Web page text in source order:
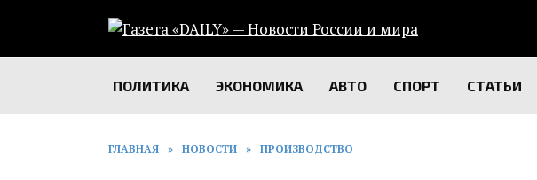
содержанию
ПОЛИТИКА ЭКОНОМИКА АВТО СПОРТ СТАТЬИ
ГЛАВНАЯ » НОВОСТИ » ПРОИЗВОДСТВО